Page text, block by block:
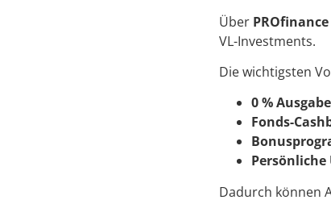
Über PROfinance
VL-Investments.
Die wichtigsten
0 %
Fonds-
Dadurch können